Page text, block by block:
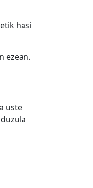
hasi
ezean.
uste